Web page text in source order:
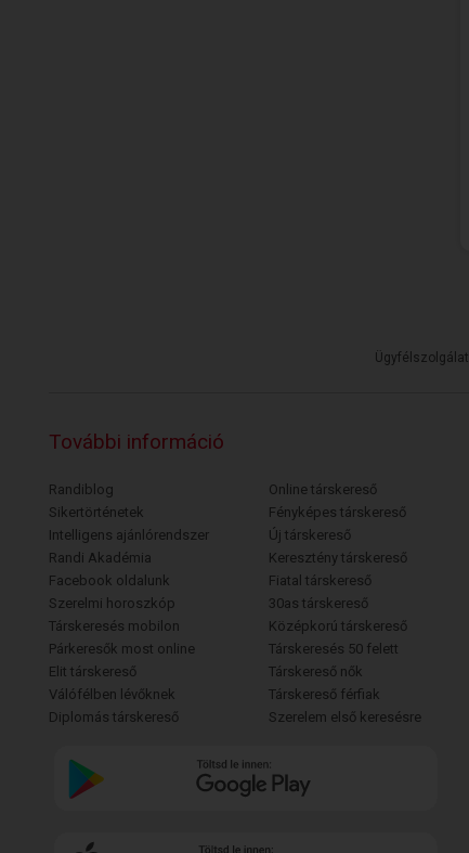
Ügyfélszolgálat
További információ
Randiblog
Sikertörténetek
Intelligens ajánlórendszer
Randi Akadémia
Facebook oldalunk
Szerelmi horoszkóp
Társkeresés mobilon
Párkeresők most online
Elit társkereső
Válófélben lévőknek
Diplomás társkereső
Online társkereső
Fényképes társkereső
Új társkereső
Keresztény társkereső
Fiatal társkereső
30as társkereső
Középkorú társkereső
Társkeresés 50 felett
Társkereső nők
Társkereső férfiak
Szerelem első keresésre